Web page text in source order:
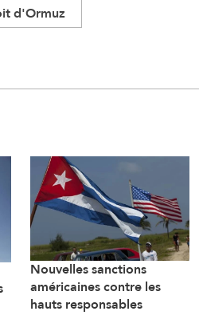
d'Ormuz
Nouvelles sanctions
américaines contre les
hauts responsables